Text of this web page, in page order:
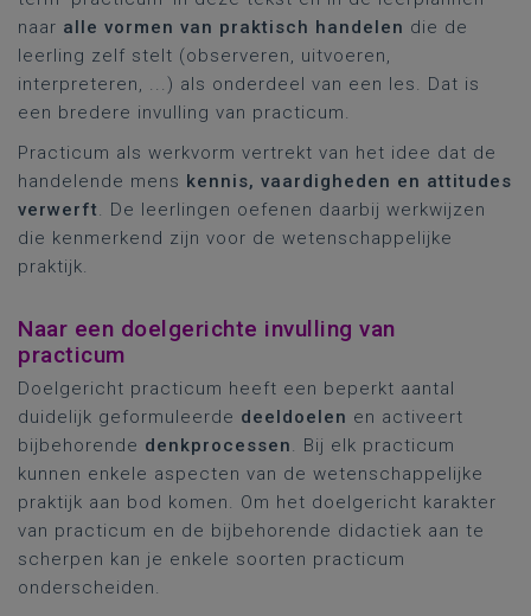
naar alle vormen van praktisch handelen die de
leerling zelf stelt (observeren, uitvoeren,
interpreteren, ...) als onderdeel van een les. Dat is
een bredere invulling van practicum.
Practicum als werkvorm vertrekt van het idee dat de
handelende mens kennis, vaardigheden en attitudes
verwerft. De leerlingen oefenen daarbij werkwijzen
die kenmerkend zijn voor de wetenschappelijke
praktijk.
Naar een doelgerichte invulling van
practicum
Doelgericht practicum heeft een beperkt aantal
duidelijk geformuleerde deeldoelen en activeert
bijbehorende denkprocessen. Bij elk practicum
kunnen enkele aspecten van de wetenschappelijke
praktijk aan bod komen. Om het doelgericht karakter
van practicum en de bijbehorende didactiek aan te
scherpen kan je enkele soorten practicum
onderscheiden.